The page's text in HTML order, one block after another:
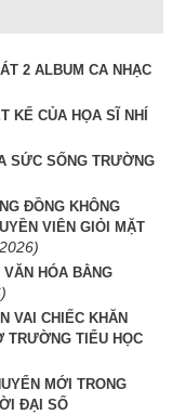
2 ALBUM CA NHẠC
KẾ CỦA HỌA SĨ NHÍ
SỨC SỐNG TRƯỜNG
ĐỒNG KHÔNG
VIÊN GIỎI MẶT
HÓA BẰNG
VAI CHIẾC KHĂN
TRƯỜNG TIỂU HỌC
MỚI TRONG
ĐẠI SỐ